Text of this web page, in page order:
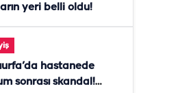
yeri belli oldu!
hastanede
sonrası skandal!